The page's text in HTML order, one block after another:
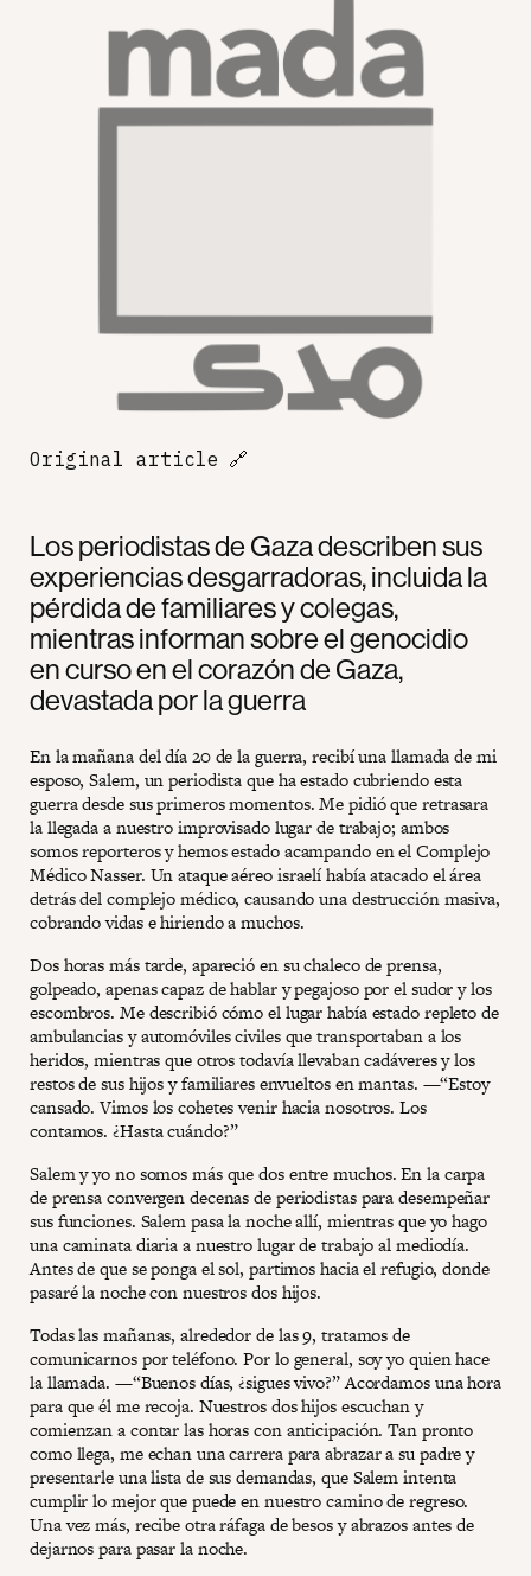
Los periodistas de Gaza describen sus
experiencias desgarradoras, incluida la
pérdida de familiares y colegas,
mientras informan sobre el genocidio
en curso en el corazón de Gaza,
devastada por la guerra
En la mañana del día 20 de la guerra, recibí una llamada de mi
esposo, Salem, un periodista que ha estado cubriendo esta
guerra desde sus primeros momentos. Me pidió que retrasara
la llegada a nuestro improvisado lugar de trabajo; ambos
somos reporteros y hemos estado acampando en el Complejo
Médico Nasser. Un ataque aéreo israelí había atacado el área
detrás del complejo médico, causando una destrucción masiva,
cobrando vidas e hiriendo a muchos.
Dos horas más tarde, apareció en su chaleco de prensa,
golpeado, apenas capaz de hablar y pegajoso por el sudor y los
escombros. Me describió cómo el lugar había estado repleto de
ambulancias y automóviles civiles que transportaban a los
heridos, mientras que otros todavía llevaban cadáveres y los
restos de sus hijos y familiares envueltos en mantas. —“Estoy
cansado. Vimos los cohetes venir hacia nosotros. Los
contamos. ¿Hasta cuándo?”
Salem y yo no somos más que dos entre muchos. En la carpa
de prensa convergen decenas de periodistas para desempeñar
sus funciones. Salem pasa la noche allí, mientras que yo hago
una caminata diaria a nuestro lugar de trabajo al mediodía.
Antes de que se ponga el sol, partimos hacia el refugio, donde
pasaré la noche con nuestros dos hijos.
Todas las mañanas, alrededor de las 9, tratamos de
comunicarnos por teléfono. Por lo general, soy yo quien hace
la llamada. —“Buenos días, ¿sigues vivo?” Acordamos una hora
para que él me recoja. Nuestros dos hijos escuchan y
comienzan a contar las horas con anticipación. Tan pronto
como llega, me echan una carrera para abrazar a su padre y
presentarle una lista de sus demandas, que Salem intenta
cumplir lo mejor que puede en nuestro camino de regreso.
Una vez más, recibe otra ráfaga de besos y abrazos antes de
dejarnos para pasar la noche.
Original article 🔗